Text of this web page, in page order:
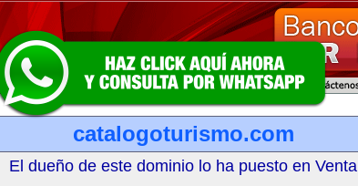
catalogoturismo.com
El dueño de este dominio lo ha puesto en Venta